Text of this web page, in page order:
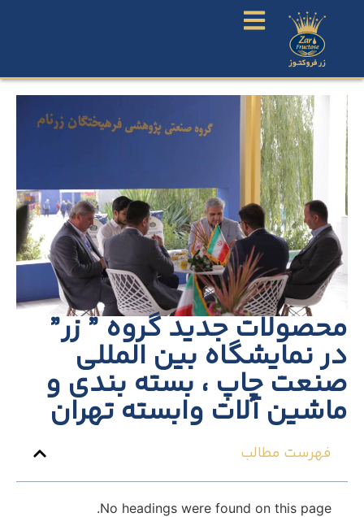
محصولات جدید گروه ” زر”
در نمایشگاه بین المللی
صنعت چاپ ، بسته بندی و
ماشین آلات وابسته تهران
فهرست مطالب
No headings were found on this page.